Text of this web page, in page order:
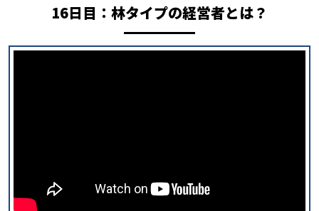
16日目：林タイプの経営者とは？